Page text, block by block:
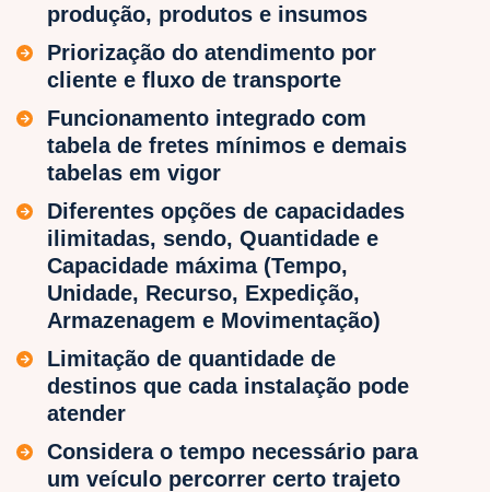
produção, produtos e insumos
Priorização do atendimento por
cliente e fluxo de transporte
Funcionamento integrado com
tabela de fretes mínimos e demais
tabelas em vigor
Diferentes opções de capacidades
ilimitadas, sendo, Quantidade e
Capacidade máxima (Tempo,
Unidade, Recurso, Expedição,
Armazenagem e Movimentação)
Limitação de quantidade de
destinos que cada instalação pode
atender
Considera o tempo necessário para
um veículo percorrer certo trajeto